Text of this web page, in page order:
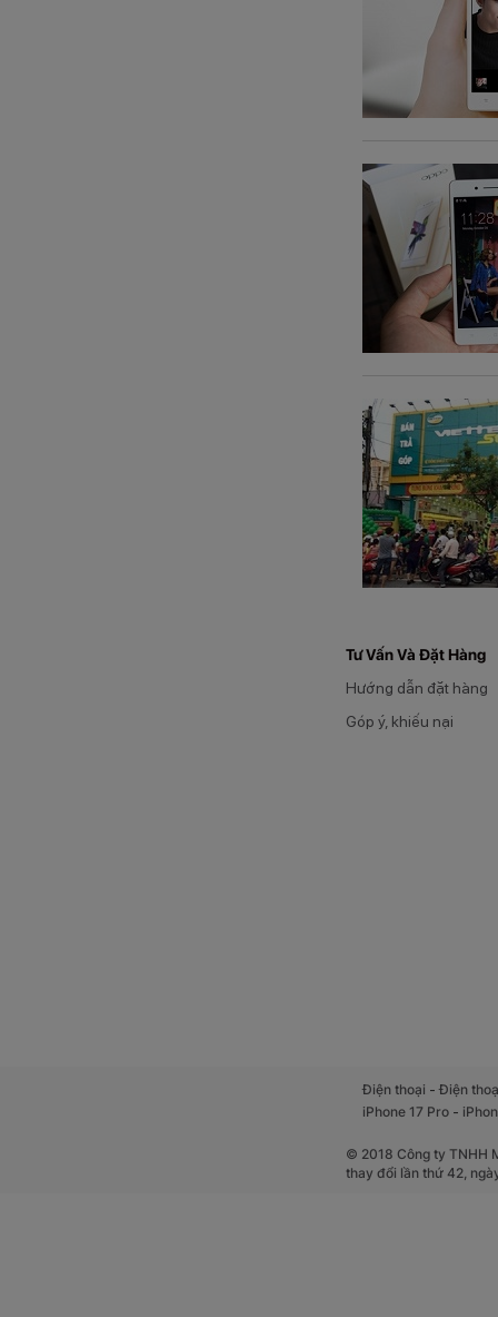
Tư Vấn Và Đặt Hàng
Hướng dẫn đặt hàng
Góp ý, khiếu nại
Điện thoại -Điện
iPhone 17 Pro -
© 2018 Công ty TNHH
thay đổi lần thứ 42,